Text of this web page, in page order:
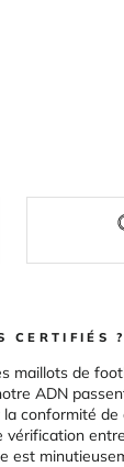
CERTIFIÉS ?
maillots de
ADN
conformité
est